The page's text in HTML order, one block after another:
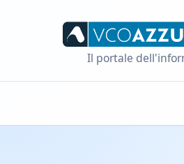
Il portale